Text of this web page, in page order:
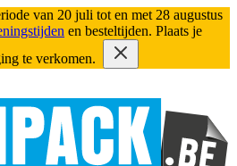
van 20 juli tot en met 28 augustus
en besteltijden. Plaats je
te verkomen.